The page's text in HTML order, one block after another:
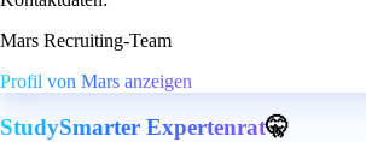
Mars Recruiting-Team
Profil von Mars anzeigen
StudySmarter Expertenrat🤫